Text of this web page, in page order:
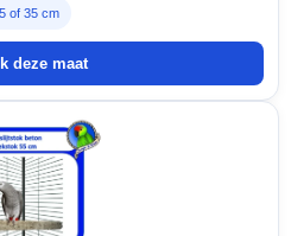
of 35 cm
deze maat